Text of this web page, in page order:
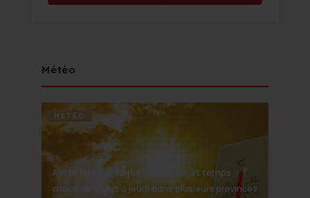
Météo
METÉO
Alerte Météo : Vague de chaleur et temps
chaud de mardi à jeudi dans plusieurs provinces